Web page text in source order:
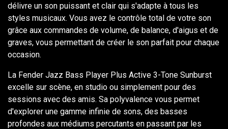
délivre un son puissant et clair qui s'adapte à tous les
styles musicaux. Vous avez le contrôle total de votre son
grâce aux commandes de volume, de balance, d'aigus et de
graves, vous permettant de créer le son parfait pour chaque
occasion.
La Fender Jazz Bass Player Plus Active 3-Tone Sunburst
excelle sur scène, en studio ou simplement pour des
sessions avec des amis. Sa polyvalence vous permet
d'explorer une gamme infinie de sons, des basses
profondes aux médiums percutants en passant par les